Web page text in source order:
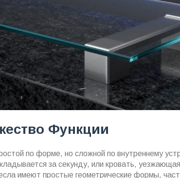
Функции
по форме, но сложной по внутреннему
за секунду, или кровать,
имеют простые геометрические формы,